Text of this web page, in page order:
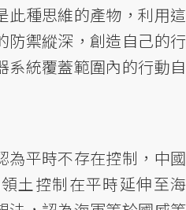
此種思維的產物，利用這
防禦縱深，創造自己的行
系統覆蓋範圍內的行動自
為平時不存在控制，中國
土控制在平時延伸至海